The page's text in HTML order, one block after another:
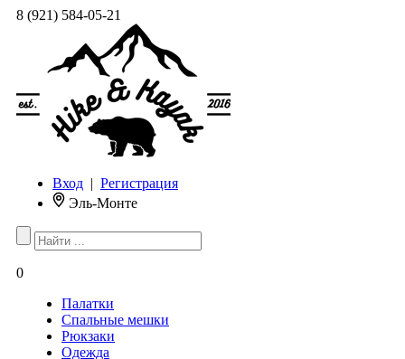
8 (921) 584-05-21
Вход | Регистрация
Эль-Монте
0
Палатки
Спальные мешки
Рюкзаки
Одежда